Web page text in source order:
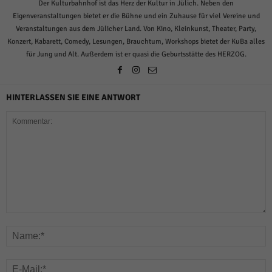
Der Kulturbahnhof ist das Herz der Kultur in Jülich. Neben den
Eigenveranstaltungen bietet er die Bühne und ein Zuhause für viel Vereine und
Veranstaltungen aus dem Jülicher Land. Von Kino, Kleinkunst, Theater, Party,
Konzert, Kabarett, Comedy, Lesungen, Brauchtum, Workshops bietet der KuBa alles
für Jung und Alt. Außerdem ist er quasi die Geburtsstätte des HERZOG.
HINTERLASSEN SIE EINE ANTWORT
Cookie-Informationen anzeigen
Externe Medien (6)
standardmäßig blockiert. Wenn Cookies von externen Medien akzeptiert
mehr.